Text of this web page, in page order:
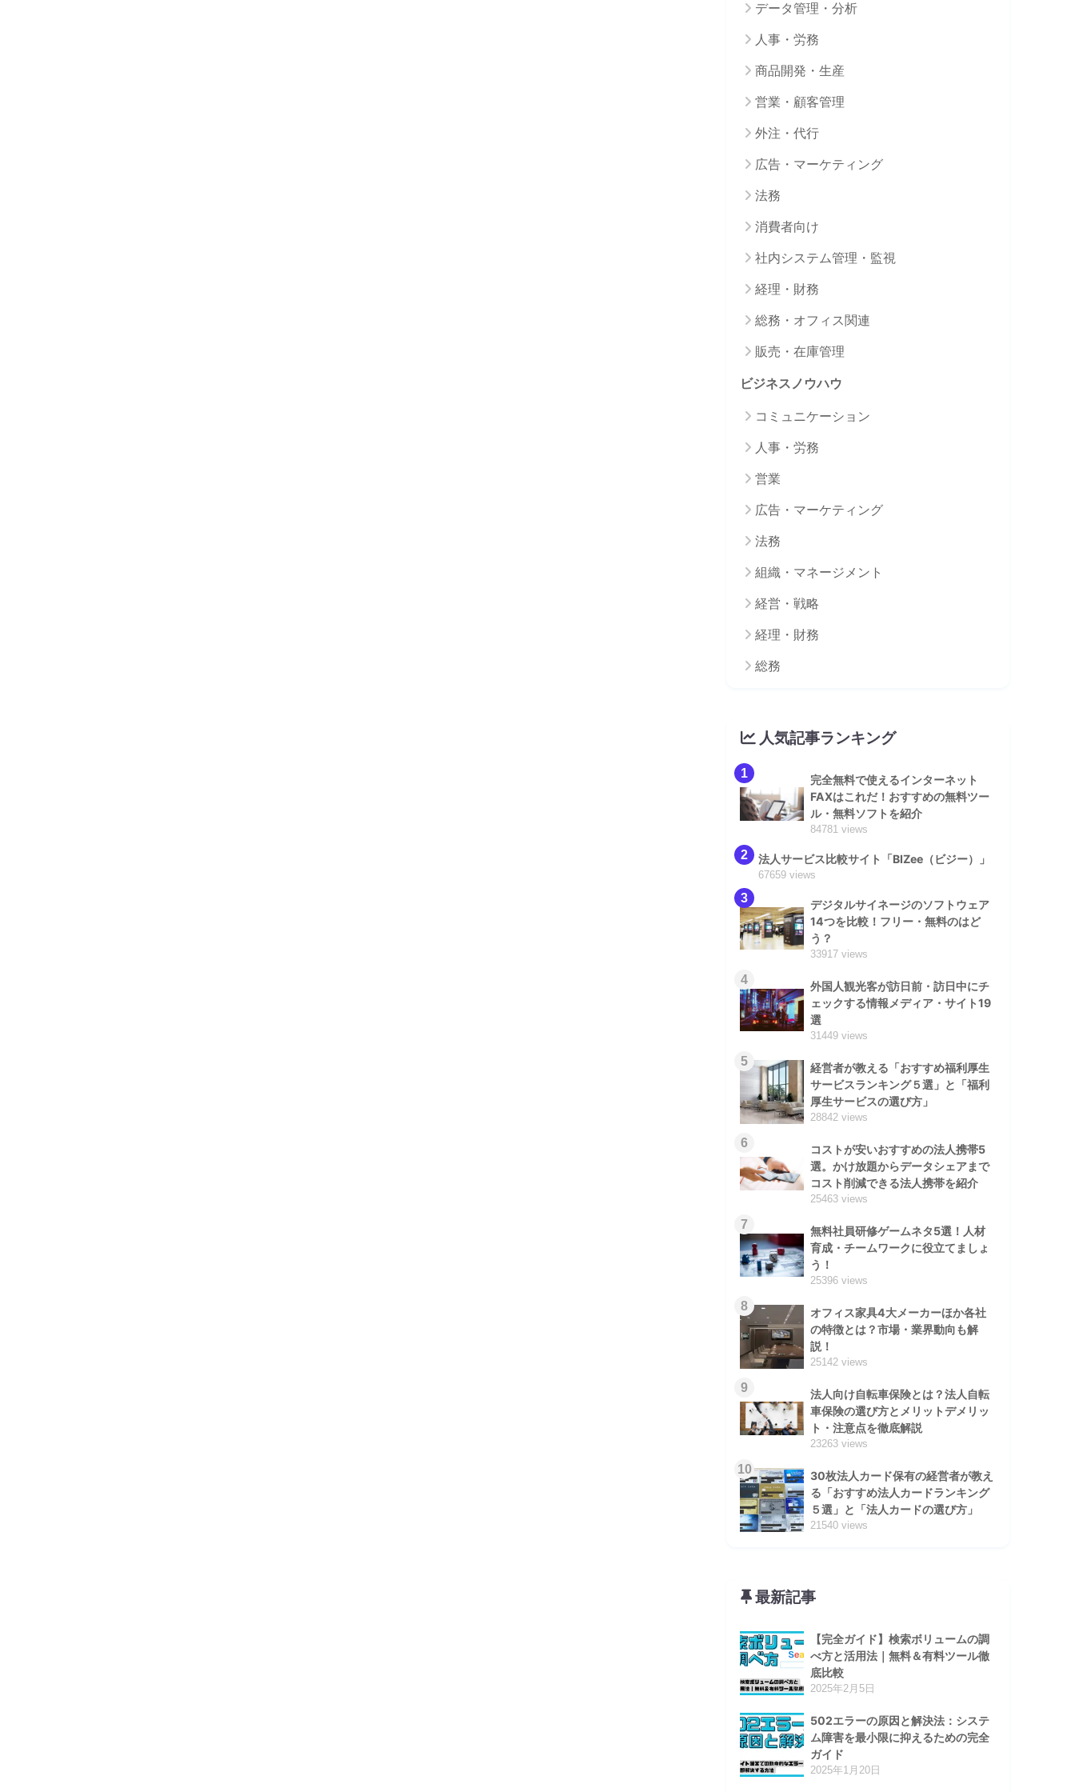
データ管理・分析
人事・労務
商品開発・生産
営業・顧客管理
外注・代行
広告・マーケティング
法務
消費者向け
社内システム管理・監視
経理・財務
総務・オフィス関連
販売・在庫管理
ビジネスノウハウ
コミュニケーション
人事・労務
営業
広告・マーケティング
法務
組織・マネージメント
経営・戦略
経理・財務
総務
人気記事ランキング
1
完全無料で使えるインターネット
FAXはこれだ！おすすめの無料ツー
ル・無料ソフトを紹介
84781 views
2 法人サービス比較サイト「BIZee（ビジー）」
67659 views
3
デジタルサイネージのソフトウェア
14つを比較！フリー・無料のはど
う？
33917 views
4
外国人観光客が訪日前・訪日中にチ
ェックする情報メディア・サイト19
選
31449 views
5
経営者が教える「おすすめ福利厚生
サービスランキング５選」と「福利
厚生サービスの選び方」
28842 views
6
コストが安いおすすめの法人携帯5
選。かけ放題からデータシェアまで
コスト削減できる法人携帯を紹介
25463 views
7
無料社員研修ゲームネタ5選！人材
育成・チームワークに役立てましょ
う！
25396 views
8
オフィス家具4大メーカーほか各社
の特徴とは？市場・業界動向も解
説！
25142 views
9
法人向け自転車保険とは？法人自転
車保険の選び方とメリットデメリッ
ト・注意点を徹底解説
23263 views
10
30枚法人カード保有の経営者が教え
る「おすすめ法人カードランキング
５選」と「法人カードの選び方」
21540 views
最新記事
【完全ガイド】検索ボリュームの調
べ方と活用法｜無料＆有料ツール徹
底比較
2025年2月5日
502エラーの原因と解決法：システ
ム障害を最小限に抑えるための完全
ガイド
2025年1月20日